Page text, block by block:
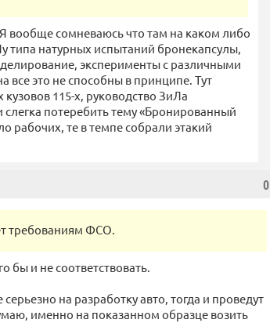
вообще сомневаюсь что там на каком либо
типа натурных испытаний бронекапсулы,
эксперименты с различными
все это не способны в принципе. Тут
115-х, руководство ЗиЛа
потеребить тему «Бронированный
рабочих, те в темпе собрали этакий
0
требованиям ФСО.
бы и не соответствовать.
на разработку авто, тогда и проведут
именно на показанном образце возить